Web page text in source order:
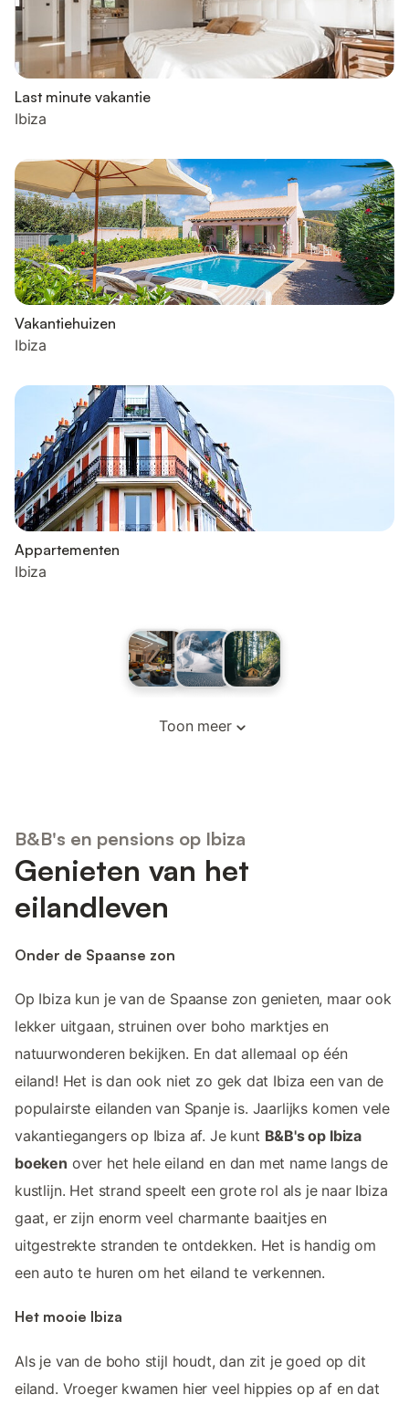
Last minute vakantie
Ibiza
Vakantiehuizen
Ibiza
Appartementen
Ibiza
Toon meer
B&B's en pensions op Ibiza
Genieten van het
eilandleven
Onder de Spaanse zon
Op Ibiza kun je van de Spaanse zon genieten, maar ook
lekker uitgaan, struinen over boho marktjes en
natuurwonderen bekijken. En dat allemaal op één
eiland! Het is dan ook niet zo gek dat Ibiza een van de
populairste eilanden van Spanje is. Jaarlijks komen vele
vakantiegangers op Ibiza af. Je kunt B&B's op Ibiza
boeken over het hele eiland en dan met name langs de
kustlijn. Het strand speelt een grote rol als je naar Ibiza
gaat, er zijn enorm veel charmante baaitjes en
uitgestrekte stranden te ontdekken. Het is handig om
een auto te huren om het eiland te verkennen.
Het mooie Ibiza
Als je van de boho stijl houdt, dan zit je goed op dit
eiland. Vroeger kwamen hier veel hippies op af en dat